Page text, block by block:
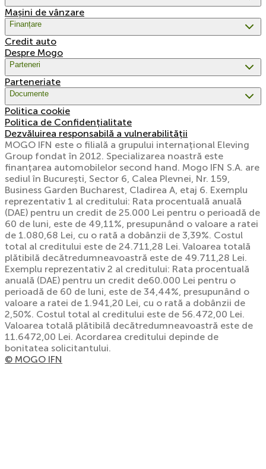
Mașini de vânzare
Finanțare
Credit auto
Despre Mogo
Parteneri
Parteneriate
Documente
Politica cookie
Politica de Confidențialitate
Dezvăluirea responsabilă a vulnerabilității
MOGO IFN este o filială a grupului internațional Eleving
Group fondat în 2012. Specializarea noastră este
finanțarea automobilelor second hand. Mogo IFN S.A. are
sediul în București, Sector 6, Calea Plevnei, Nr. 159,
Business Garden Bucharest, Cladirea A, etaj 6. Exemplu
reprezentativ 1 al creditului: Rata procentuală anuală
(DAE) pentru un credit de 25.000 Lei pentru o perioadă de
60 de luni, este de 49,11%, presupunând o valoare a ratei
de 1.080,68 Lei, cu o rată a dobânzii de 3,39%. Costul
total al creditului este de 24.711,28 Lei. Valoarea totală
plătibilă decătredumneavoastră este de 49.711,28 Lei.
Exemplu reprezentativ 2 al creditului: Rata procentuală
anuală (DAE) pentru un credit de60.000 Lei pentru o
perioadă de 60 de luni, este de 34,44%, presupunând o
valoare a ratei de 1.941,20 Lei, cu o rată a dobânzii de
2,50%. Costul total al creditului este de 56.472,00 Lei.
Valoarea totală plătibilă decătredumneavoastră este de
11.6472,00 Lei. Acordarea creditului depinde de
bonitatea solicitantului.
© MOGO IFN